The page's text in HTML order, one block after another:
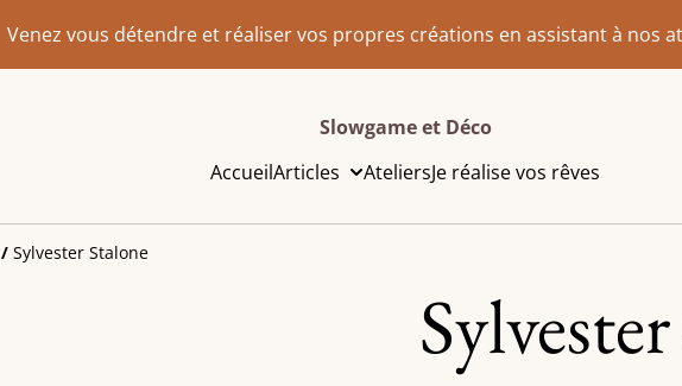
Venez vous détendre et réaliser vos propres créations en assistant à nos
Slowgame et Déco
AccueilArticles AteliersJe réalise vos rêves
/ Sylvester Stalone